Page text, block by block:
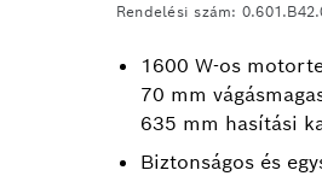
Rendelési szám:
1600 W-os
70 mm
635 mm hasítási
Biztonságos és